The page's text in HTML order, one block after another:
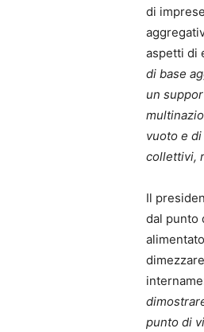
di
aspetti di
di base
un
vuoto e
collettivi,
Il
dal punto
punto di